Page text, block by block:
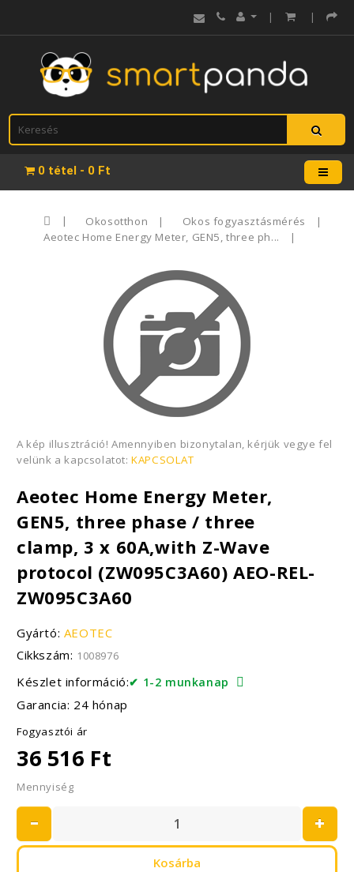
| |
0 tétel - 0 Ft
Okosotthon
Okos fogyasztásmérés
Aeotec Home Energy Meter, GEN5, three ph...
A kép illusztráció! Amennyiben bizonytalan, kérjük vegye fel
velünk a kapcsolatot:KAPCSOLAT
Aeotec Home Energy Meter,
GEN5, three phase / three
clamp, 3 x 60A,with Z-Wave
protocol (ZW095C3A60) AEO-REL-
ZW095C3A60
Gyártó: AEOTEC
Cikkszám: 1008976
Készlet információ:✔ 1-2 munkanap
Garancia: 24 hónap
Fogyasztói ár
36 516 Ft
Mennyiség
Kosárba